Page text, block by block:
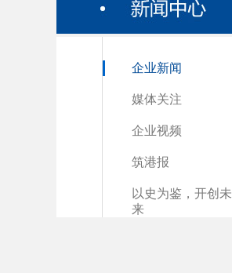
企业新闻
媒体关注
企业视频
筑港报
以史为鉴，开创未
来